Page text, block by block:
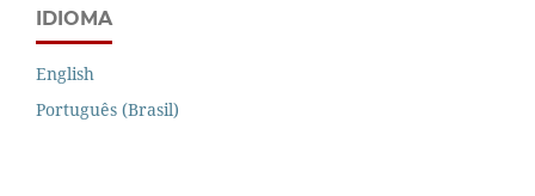
IDIOMA
English
Português (Brasil)